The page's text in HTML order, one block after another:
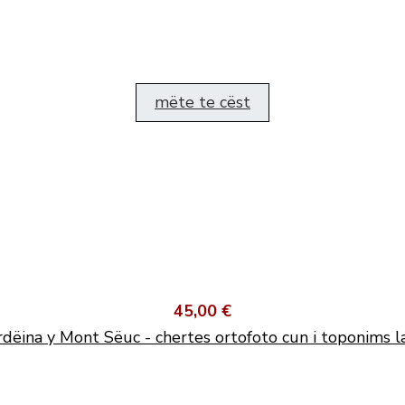
mëte te cëst
45,00 €
y Mont Sëuc - chertes ortofoto cun i toponims